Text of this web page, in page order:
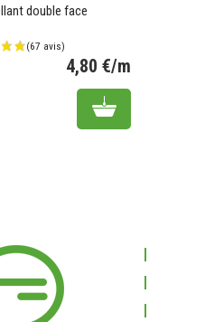
double face
4,80 €/m
Add to cart